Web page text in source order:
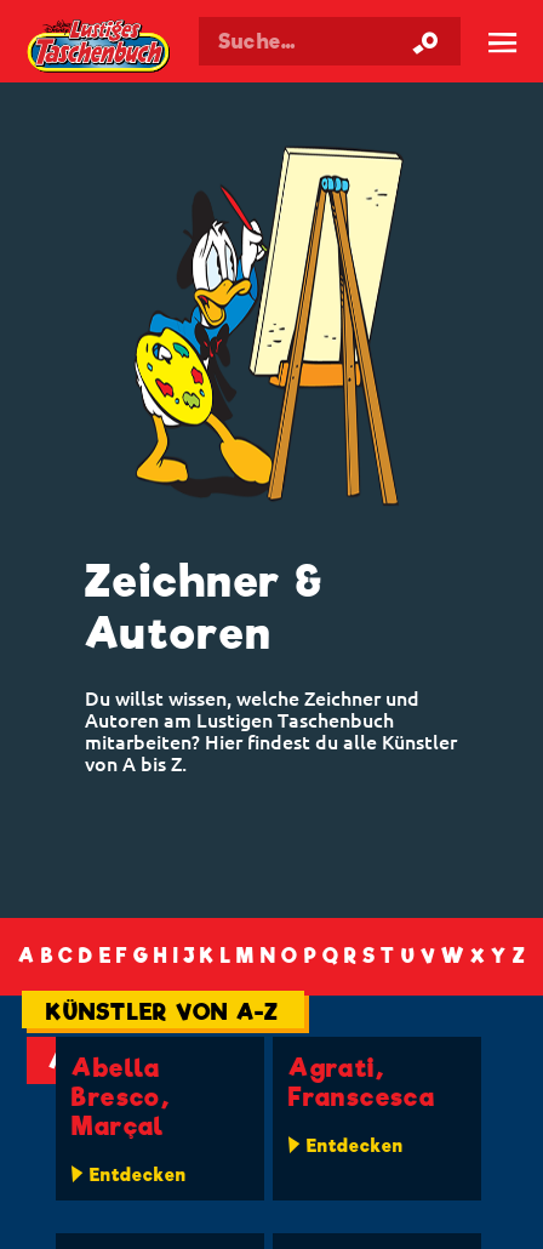
Walt Disneys Taschenbuch ☰
Zeichner &
Autoren
Du willst wissen, welche Zeichner und
Autoren am Lustigen Taschenbuch
mitarbeiten? Hier findest du alle Künstler
von A bis Z.
A B C D E F G H J K L M N O P Q R S T U V W X Y Z
KÜNSTLER VON A-Z
A Abella
Bresco,
Marçal
Entdecken
Agrati,
Franscesca
Entdecken